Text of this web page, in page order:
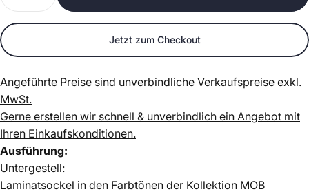
Jetzt zum Checkout
Angeführte Preise sind unverbindliche Verkaufspreise exkl.
MwSt.
Gerne erstellen wir schnell & unverbindlich ein Angebot mit
Ihren Einkaufskonditionen.
Ausführung:
Untergestell:
Laminatsockel in den Farbtönen der Kollektion MOB